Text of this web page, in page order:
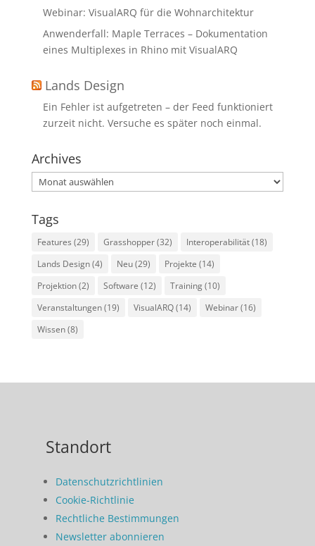
Webinar: VisualARQ für die Wohnarchitektur
Anwenderfall: Maple Terraces – Dokumentation
eines Multiplexes in Rhino mit VisualARQ
Lands Design
Ein Fehler ist aufgetreten – der Feed funktioniert
zurzeit nicht. Versuche es später noch einmal.
Archives
Archives
Tags
Features (29) Grasshopper(32) Interoperabilität(18)
Lands Design(4) Neu(29) Projekte (14)
Projektion(2) Software (12) Training(10)
Veranstaltungen(19) VisualARQ(14) Webinar(16)
Wissen(8)
Standort
Datenschutzrichtlinien
Cookie-Richtlinie
Rechtliche Bestimmungen
Newsletter abonnieren